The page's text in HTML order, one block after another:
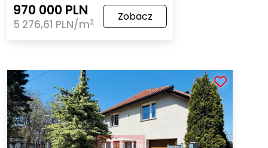
970 000 PLN
5 276,61 PLN/m2 Zobacz